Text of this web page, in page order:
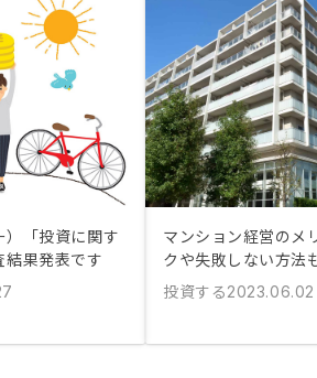
）「投資に関す
結果発表です
マンション経営のメ
クや失敗しない方法
投資する2023.06.02